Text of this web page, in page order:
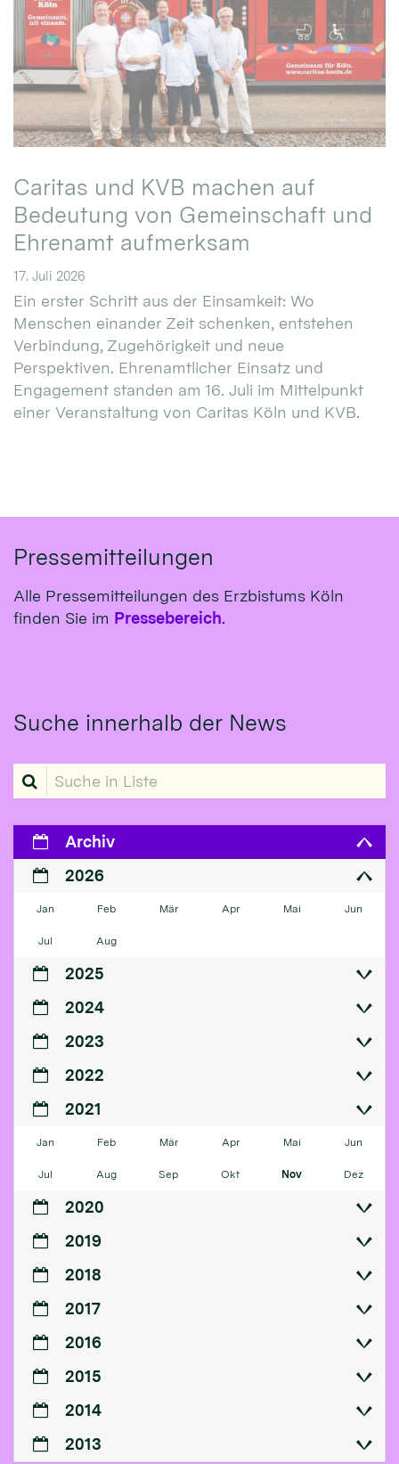
Caritas und KVB machen auf
Bedeutung von Gemeinschaft und
Ehrenamt aufmerksam
17. Juli 2026
Ein erster Schritt aus der Einsamkeit: Wo
Menschen einander Zeit schenken, entstehen
Verbindung, Zugehörigkeit und neue
Perspektiven. Ehrenamtlicher Einsatz und
Engagement standen am 16. Juli im Mittelpunkt
einer Veranstaltung von Caritas Köln und KVB.
Pressemitteilungen
Alle Pressemitteilungen des Erzbistums Köln
finden Sie im Pressebereich.
Suche innerhalb der News
Suche in Liste
Archiv
2026
Jan Feb Mär Apr Mai Jun
Jul Aug
2025
2024
2023
2022
2021
Jan Feb Mär Apr Mai Jun
Jul Aug Sep Okt Nov Dez
2020
2019
2018
2017
2016
2015
2014
2013